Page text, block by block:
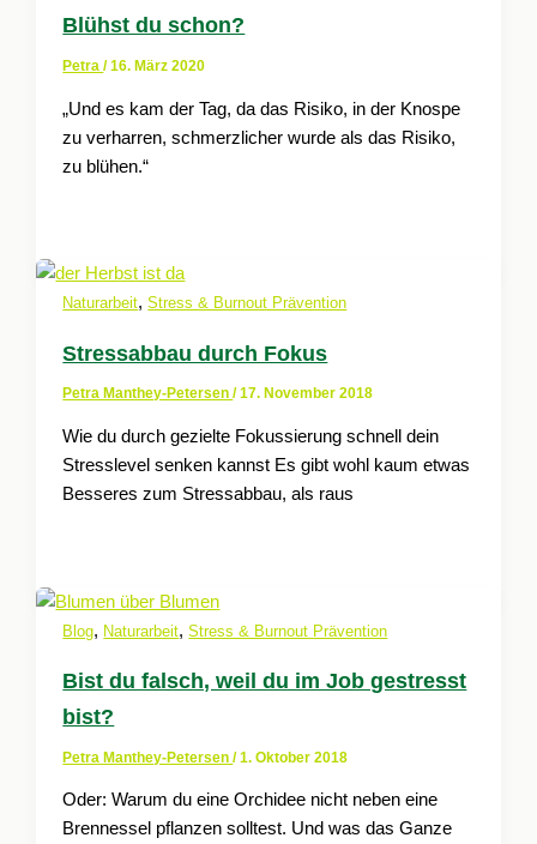
Blühst du schon?
Petra/16. März 2020
„Und es kam der Tag, da das Risiko, in der Knospe
zu verharren, schmerzlicher wurde als das Risiko,
zu blühen.“
Naturarbeit,Stress & Burnout Prävention
Stressabbau durch Fokus
Petra Manthey-Petersen/17. November 2018
Wie du durch gezielte Fokussierung schnell dein
Stresslevel senken kannst Es gibt wohl kaum etwas
Besseres zum Stressabbau, als raus
Blog, Naturarbeit,Stress & Burnout Prävention
Bist du falsch, weil du im Job gestresst
bist?
Petra Manthey-Petersen/1. Oktober 2018
Oder: Warum du eine Orchidee nicht neben eine
Brennessel pflanzen solltest. Und was das Ganze